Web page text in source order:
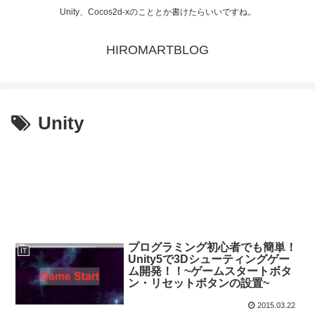
Unity、Cocos2d-xのこととか書けたらいいですね。
HIROMARTBLOG
Unity
IT
プログラミング初心者でも簡単！
Unity5で3Dシューティングゲー
ム開発！！~ゲームスタートボタ
ン・リセットボタンの設置~
2015.03.22